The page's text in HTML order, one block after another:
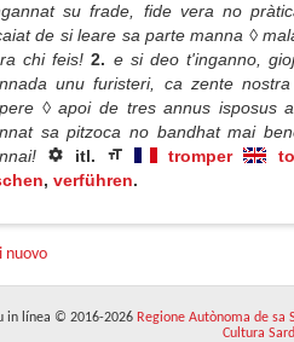
su frade, fide vera no
de si leare sa parte manna ◊
chi feis!2. e si deo t'inganno,
unu furisteri, ca zente
◊ apoi de tres annus isposus
sa pitzoca no bandhat mai
itl. tromper
, verführen.
nuovo
in línea © 2016-2026 Regione Autònoma de sa
Cultura